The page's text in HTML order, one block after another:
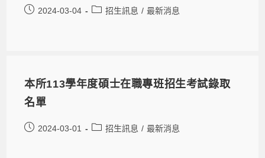
2024-03-04 招生訊息 / 最新消息
本所113學年度碩士在職專班招生考試錄取
名單
2024-03-01 招生訊息 / 最新消息